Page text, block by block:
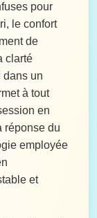
pour
le confort
de
clarté
dans un
à tout
en
réponse du
employée
et